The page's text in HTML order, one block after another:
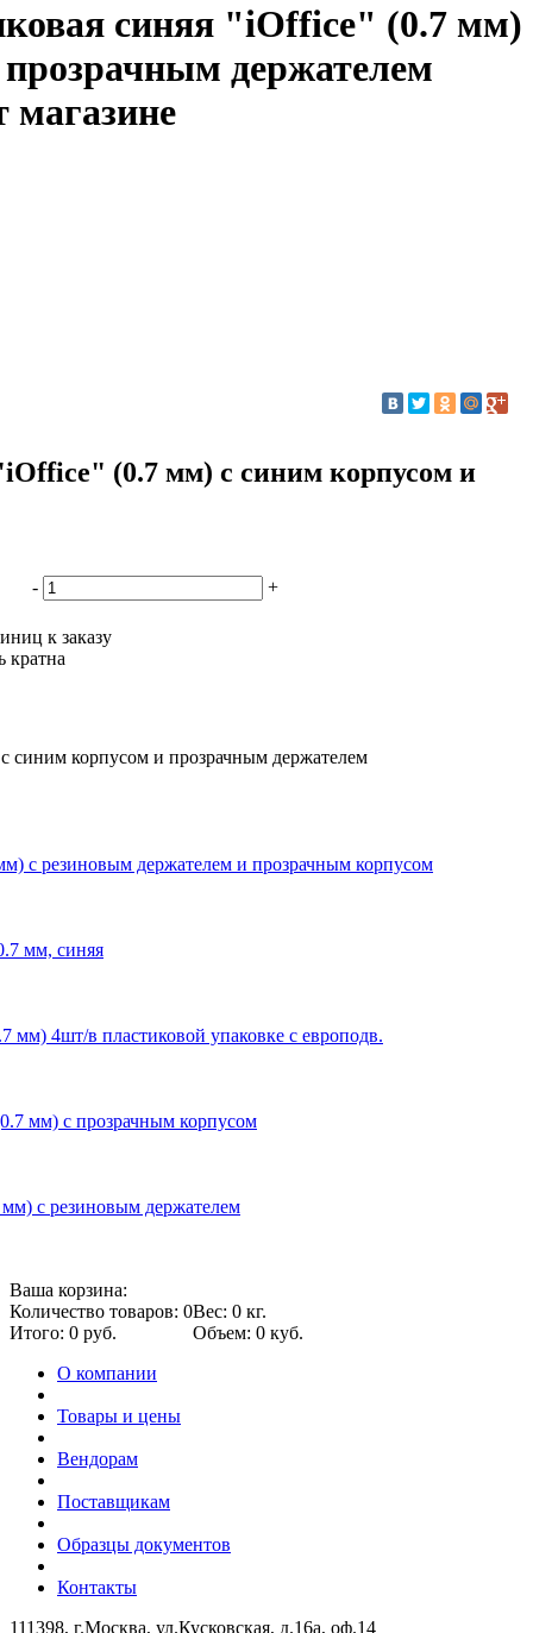
синяя "iOffice" (0.7 мм)
держателем
магазине
(0.7 мм) с синим корпусом и
- +
к заказу
кратна
синим корпусом и прозрачным держателем
с резиновым держателем и прозрачным корпусом
мм, синяя
мм) 4шт/в пластиковой упаковке с европодв.
мм) с прозрачным корпусом
с резиновым держателем
Ваша корзина:
Количество товаров: 0Вес: 0 кг.
Итого: 0 руб.
Объем: 0 куб.
О компании
Товары и цены
Вендорам
Поставщикам
Образцы документов
Контакты
111398, г.Москва, ул.Кусковская, д.16а, оф.14